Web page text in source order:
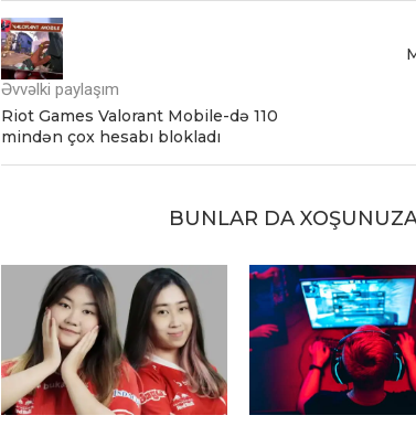
Əvvəlki paylaşım
Riot Games Valorant Mobile-də 110
mindən çox hesabı blokladı
BUNLAR DA